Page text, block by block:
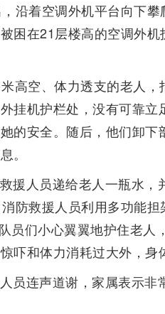
沿着空调外机平台向下攀
困在21层楼高的空调外
高空、体力透支的老人，
挂机护栏处，没有可靠立
的安全。随后，他们卸下
。
援人员递给老人一瓶水，
防救援人员利用多功能担
员们小心翼翼地护住老人
吓和体力消耗过大外，身
员连声道谢，家属表示非